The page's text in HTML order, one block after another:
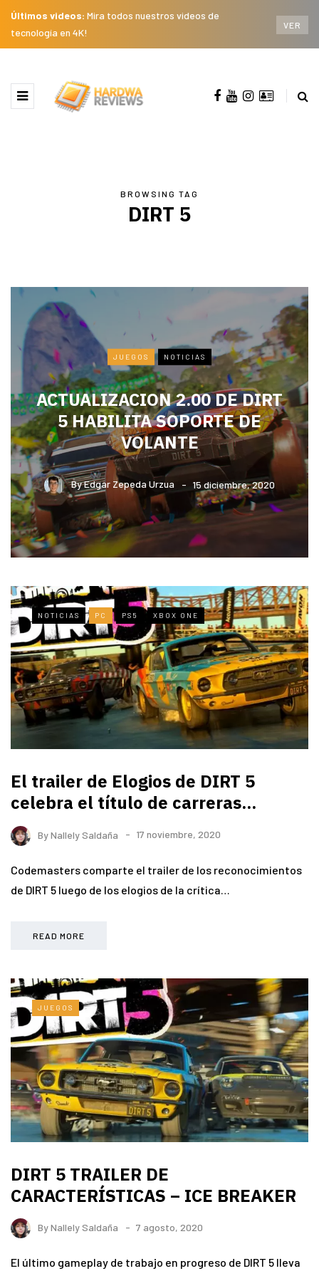
Últimos videos: Mira todos nuestros videos de
tecnología en 4K!
VER
BROWSING TAG
DIRT 5
JUEGOS NOTICIAS
ACTUALIZACION 2.00 DE DIRT
5 HABILITA SOPORTE DE
VOLANTE
ByEdgar Zepeda Urzua 15 diciembre, 2020
NOTICIAS PC PS5 XBOX ONE
El trailer de Elogios de DIRT 5
celebra el título de carreras...
ByNallely Saldaña 17 noviembre, 2020
Codemasters comparte el trailer de los reconocimientos
de DIRT 5 luego de los elogios de la crítica…
READ MORE
JUEGOS
DIRT 5 TRAILER DE
CARACTERÍSTICAS – ICE BREAKER
ByNallely Saldaña 7 agosto, 2020
El último gameplay de trabajo en progreso de DIRT 5 lleva